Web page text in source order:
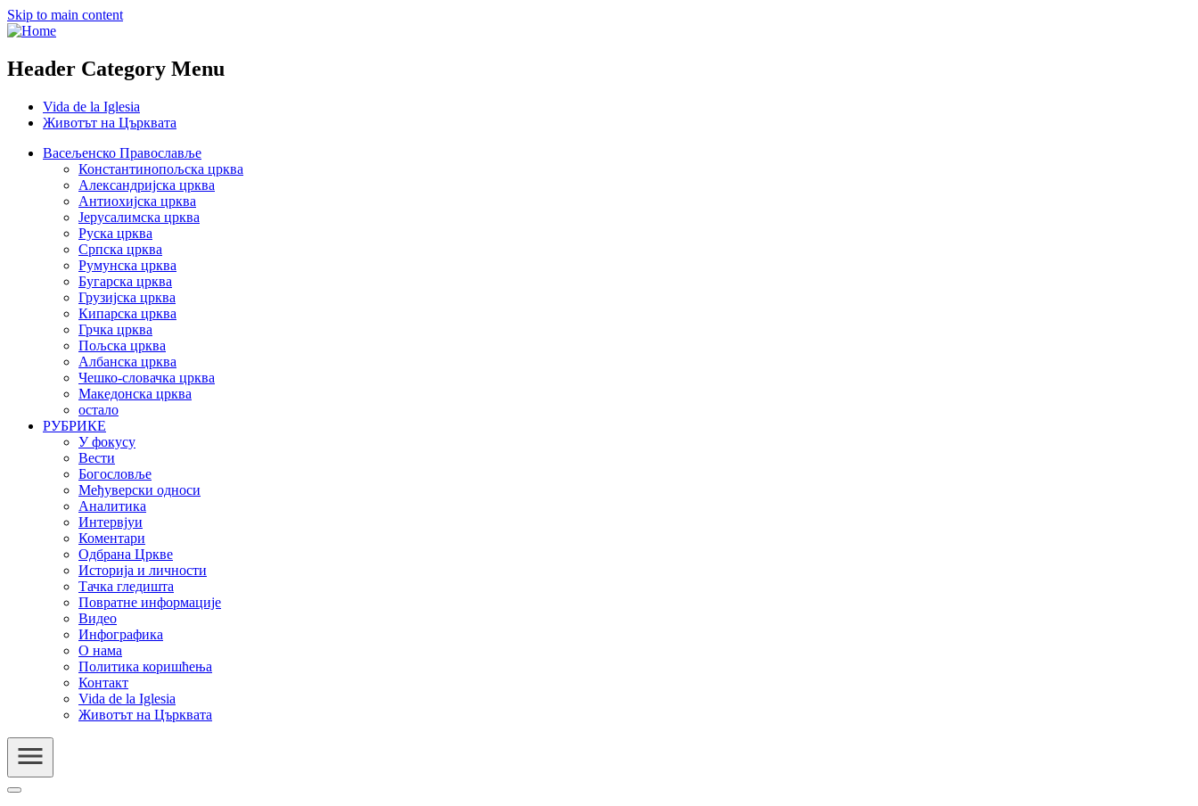
Skip to main content
Header Category Menu
Vida de la Iglesia
Животът на Църквата
Васељенско Православље
Константинопољска црква
Александријска црква
Антиохијска црква
Јерусалимска црква
Руска црква
Српска црква
Румунска црква
Бугарска црква
Грузијска црква
Кипарска црква
Грчка црква
Пољска црква
Албанска црква
Чешко-словачка црква
Македонска црква
остало
РУБРИКЕ
У фокусу
Вести
Богословље
Међуверски односи
Аналитика
Интервјуи
Коментари
Одбрана Цркве
Историја и личности
Тачка гледишта
Повратне информације
Видео
Инфографика
О нама
Политика коришћења
Контакт
Vida de la Iglesia
Животът на Църквата